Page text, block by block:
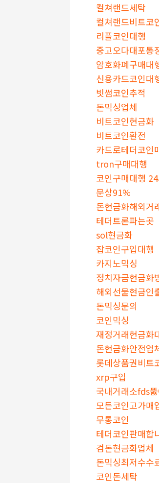
컬쳐랜드세탁
컬쳐랜드비트코
리플코인대행
중고오다대포통
암호화폐구매대
신용카드코인대
빗썸코인추적
돈믹싱업체
비트코인현금화
비트코인환전
카드로테더코인
tron구매대행
코인구매대행 24
문상91%
돈현금화해외거
테더트론파는곳
sol현금화
잡코인구입대행
카지노믹싱
정치자금현금화
해외선물현금인
돈믹싱문의
코인믹싱
재정거래현금화
돈현금화안전업
롯데상품권비트
xrp구입
국내거래소fds
모든코인고가매
무통코인
테더코인판매합
검돈현금화업체
돈믹싱최저수수
코인돈세탁